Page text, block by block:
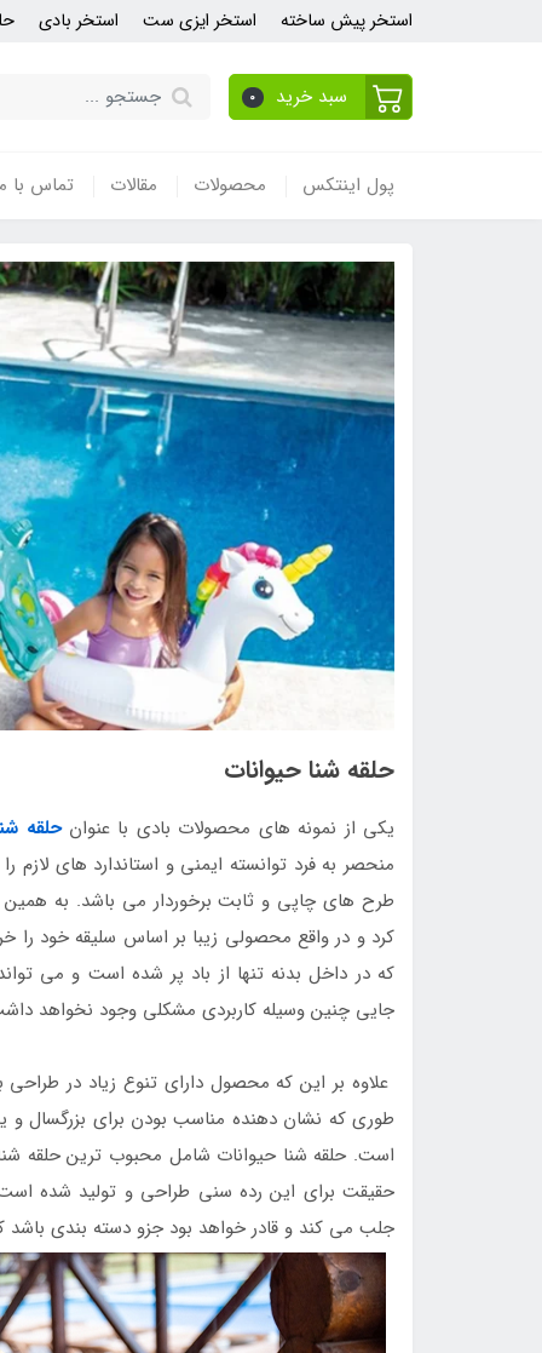
استخر پیش ساخته استخر ایزی ست استخر بادی
سبد خرید 0
پول اینتکس محصولات مقالات تماس با
حلقه شنا حیوانات
یکی از نمونه های محصولات بادی با عنوانحلقه
منحصر به فرد توانسته ایمنی و استاندارد های لازم
طرح های چاپی و ثابت برخوردار می باشد. به
کرد و در واقع محصولی زیبا بر اساس سلیقه خود
که در داخل بدنه تنها از باد پر شده است و می
جایی چنین وسیله کاربردی مشکلی وجود نخواهد
علاوه بر این که محصول دارای تنوع زیاد در
طوری که نشان دهنده مناسب بودن برای بزرگسال
است. حلقه شنا حیوانات شامل محبوب ترین حلقه
حقیقت برای این رده سنی طراحی و تولید شده
جلب می کند و قادر خواهد بود جزو دسته بندی